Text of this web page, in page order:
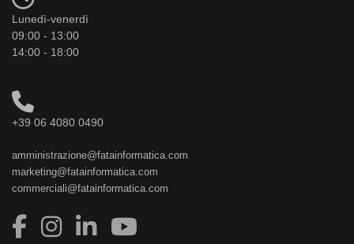
Lunedì-venerdì
09:00 - 13:00
14:00 - 18:00
+39 06 4080 0490
amministrazione@fatainformatica.com
marketing@fatainformatica.com
commerciali@fatainformatica.com